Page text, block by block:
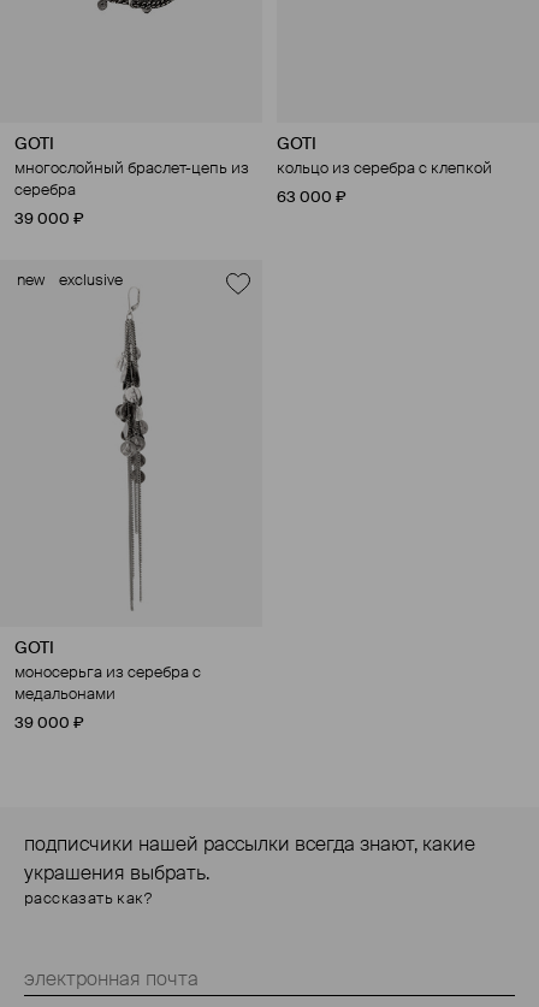
GOTI
многослойный браслет-цепь из
серебра
39 000 ₽
GOTI
кольцо из серебра с клепкой
63 000 ₽
new exclusive
GOTI
моносерьга из серебра с
медальонами
39 000 ₽
подписчики нашей рассылки всегда знают, какие
украшения выбрать.
рассказать как?